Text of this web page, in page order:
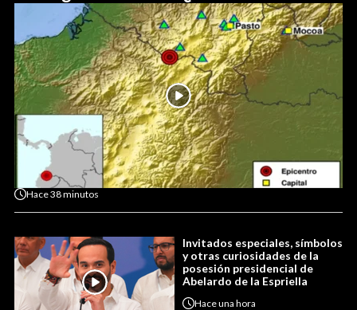
Hace38 minutos
Invitados especiales, símbolos
y otras curiosidades de la
posesión presidencial de
Abelardo de la Espriella
Haceuna hora